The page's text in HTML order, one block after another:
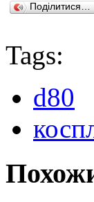
Поділитися…
Tags:
d80